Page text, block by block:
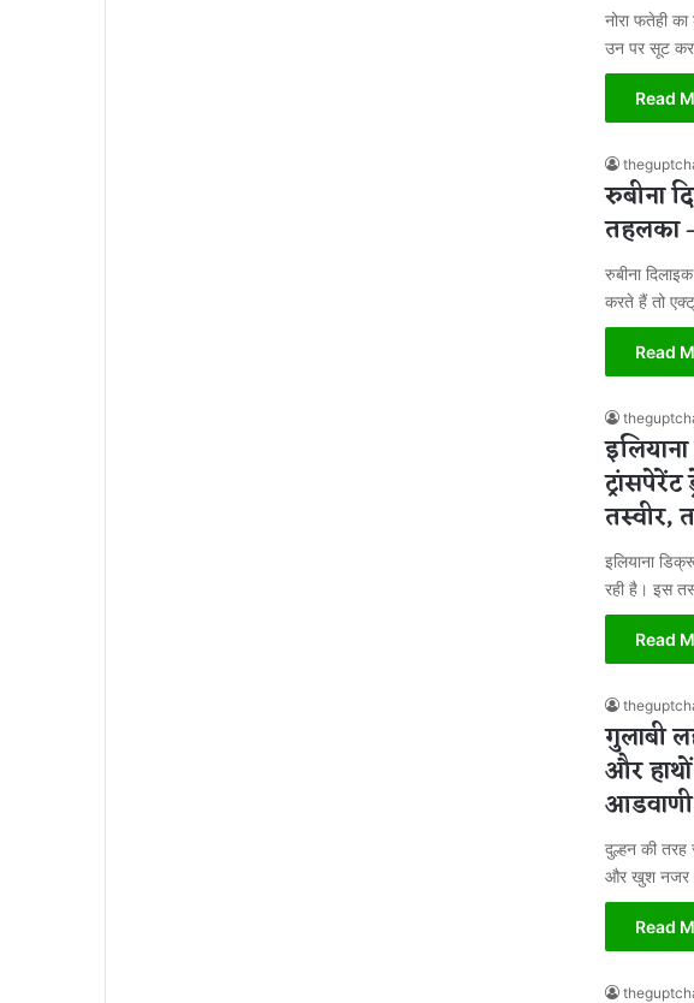
नोरा फतेही
उन पर सूट
Read
रुबीना
तहलका
रुबीना
करते हैं तो
Read
तस्वीर,
इलियाना
रही है। इस
Read
गुलाबी
और
दुल्हन की तरह
और खुश नजर
Read